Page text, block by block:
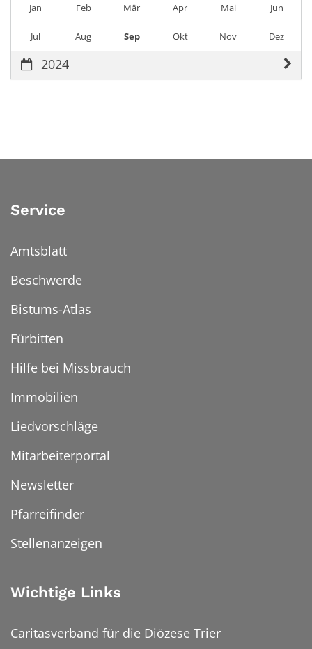
Jan Feb Mär Apr Mai Jun
Jul Aug Sep Okt Nov Dez
2024
Service
Amtsblatt
Beschwerde
Bistums-Atlas
Fürbitten
Hilfe bei Missbrauch
Immobilien
Liedvorschläge
Mitarbeiterportal
Newsletter
Pfarreifinder
Stellenanzeigen
Wichtige Links
Caritasverband für die Diözese Trier